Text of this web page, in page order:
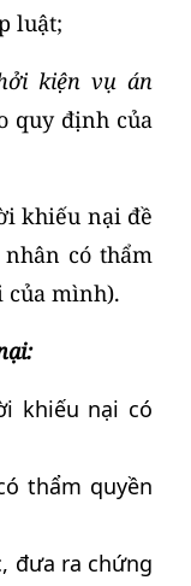
luật;
kiện vụ án
quy định của
khiếu nại đề
có thẩm
của mình).
khiếu nại có
thẩm quyền
đưa ra chứng